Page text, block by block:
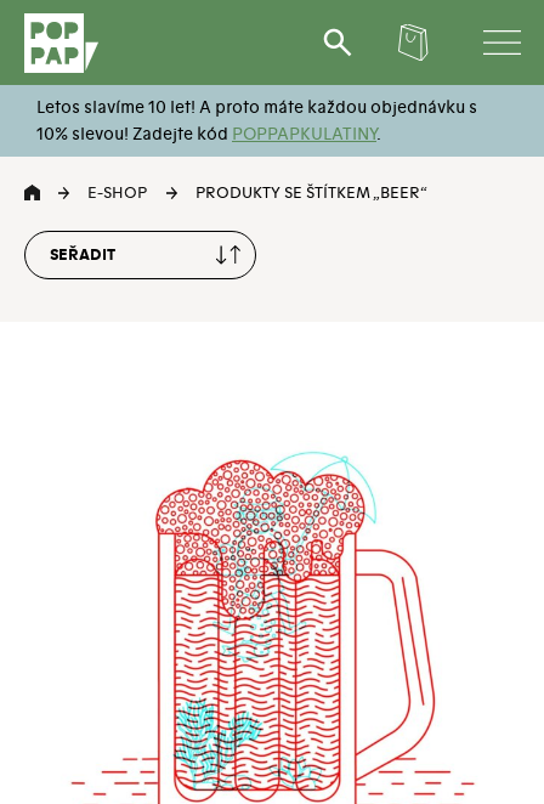
Hledat:
Letos slavíme 10 let! A proto máte každou objednávku s
10% slevou! Zadejte kód POPPAPKULATINY.
E-SHOP PRODUKTY SE ŠTÍTKEM „BEER“